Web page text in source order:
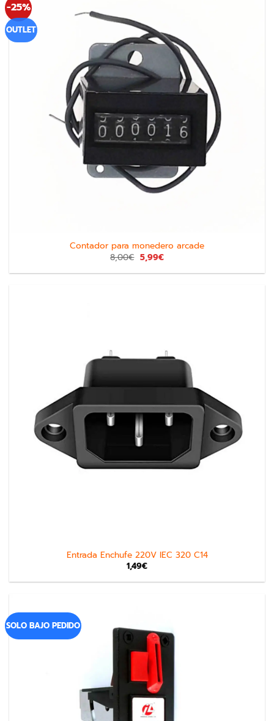
-25%
OUTLET
Contador para monedero arcade
8,00€ 5,99€
Entrada Enchufe 220V IEC 320 C14
1,49€
SOLO BAJO PEDIDO